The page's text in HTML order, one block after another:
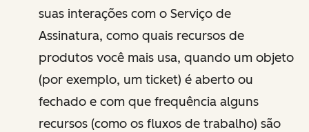
suas interações com o Serviço de
Assinatura, como quais recursos de
produtos você mais usa, quando um objeto
(por exemplo, um ticket) é aberto ou
fechado e com que frequência alguns
recursos (como os fluxos de trabalho) são